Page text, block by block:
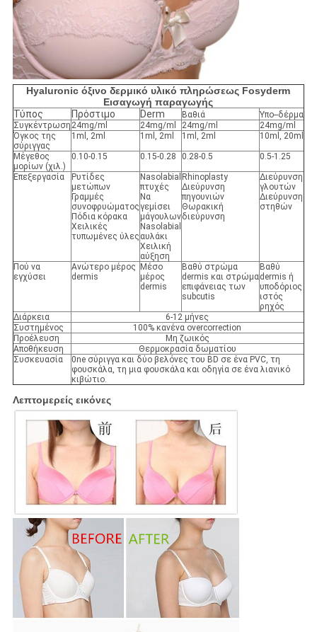
Hyaluronic όξινο δερμικό υλικό πληρώσεως Fosyderm
Εισαγωγή παραγωγής
Τύπος
Πρόστιμο Derm Βαθιά
Υπο--δέρμα
Συγκέντρωση 24mg/ml 24mg/ml 24mg/ml
24mg/ml
Όγκος της
σύριγγας
1ml, 2ml 1ml, 2ml 1ml, 2ml 10ml, 20ml
Μέγεθος
μορίων (χιλ.)
0.10-0.15 0.15-0.28 0.28-0.5 0.5-1.25
Επεξεργασία
Ρυτίδες
μετώπων
Γραμμές
συνοφρυώματος
Πόδια κόρακα
Χειλικές
τυπωμένες ύλες
Nasolabial
πτυχές
Να
γεμίσει
μάγουλων
Nasolabial
αυλάκι
Χειλική
αύξηση
Rhinoplasty
Διεύρυνση
πηγουνιών
Θωρακική
διεύρυνση
Διεύρυνση
γλουτών
Διεύρυνση
στηθών
Πού να
εγχύσει
Ανώτερο μέρος
dermis
Μέσο
μέρος
dermis
Βαθύ στρώμα
dermis και στρώμα
επιφάνειας των
subcutis
Βαθύ
dermis ή
υποδόριος
ιστός
ρηχός
Διάρκεια
6-12 μήνες
Συστημένος
100% κανένα overcorrection
Προέλευση
Μη ζωικός
Αποθήκευση
Θερμοκρασία δωματίου
Συσκευασία
0ne σύριγγα και δύο βελόνες του BD σε ένα PVC, τη
φουσκάλα, τη μια φουσκάλα και οδηγία σε ένα λιανικό
κιβώτιο.
Λεπτομερείς εικόνες